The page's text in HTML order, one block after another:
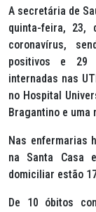
A secretária de
quinta-feira, 23,
coronavírus,
positivos e 29
internadas nas
no Hospital
Bragantino e uma
Nas enfermarias
na Santa Casa
domiciliar estão
De 10 óbitos